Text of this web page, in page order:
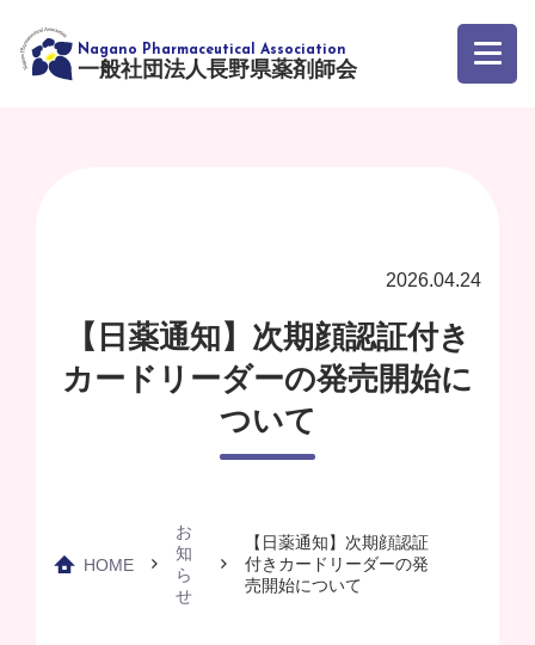
一般社団法人長野県薬剤師会
2026.04.24
【日薬通知】次期顔認証付き
カードリーダーの発売開始に
ついて
HOME
お
知
ら
せ
【日薬通知】次期顔認証
付きカードリーダーの発
売開始について